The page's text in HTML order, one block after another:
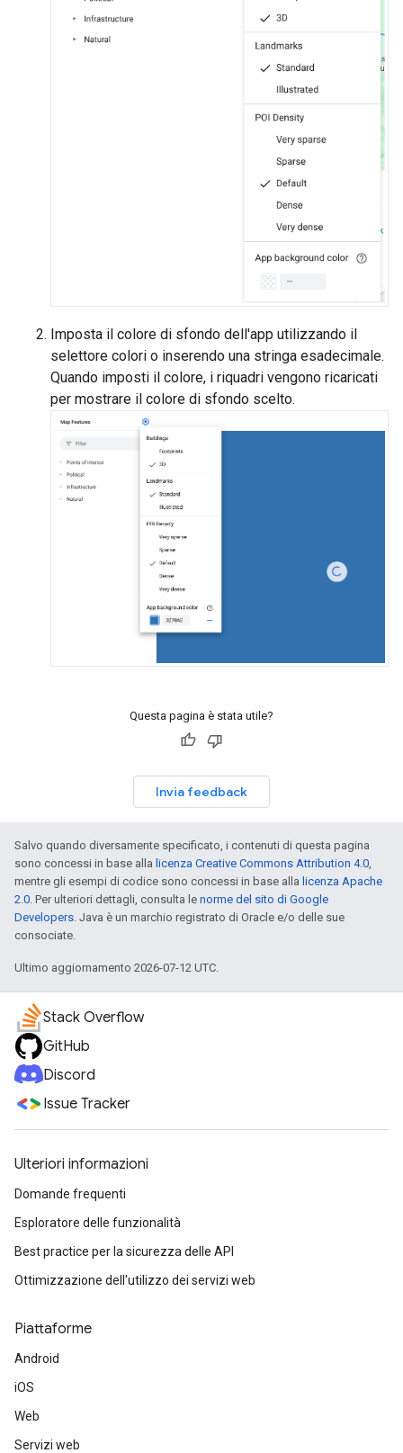
Imposta il colore di sfondo dell'app utilizzando il
selettore colori o inserendo una stringa esadecimale.
Quando imposti il colore, i riquadri vengono ricaricati
per mostrare il colore di sfondo scelto.
Questa pagina è stata utile?
Invia feedback
Salvo quando diversamente specificato, i contenuti di questa pagina
sono concessi in base alla licenza Creative Commons Attribution 4.0
mentre gli esempi di codice sono concessi in base alla licenza Apache
2.0 . Per ulteriori dettagli, consulta le norme del sito di Google
Developers . Java è un marchio registrato di Oracle e/o delle sue
consociate.
Ultimo aggiornamento 2026-07-12 UTC.
Stack Overflow
GitHub
Discord
Issue Tracker
Ulteriori informazioni
Domande frequenti
Esploratore delle funzionalità
Best practice per la sicurezza delle API
Ottimizzazione dell'utilizzo dei servizi web
Piattaforme
Android
iOS
Web
Servizi web